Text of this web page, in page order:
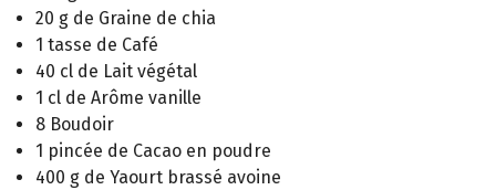
20 g de Graine de chia
1 tasse de Café
40 cl de Lait végétal
1 cl de Arôme vanille
8 Boudoir
1 pincée de Cacao en poudre
400 g de Yaourt brassé avoine